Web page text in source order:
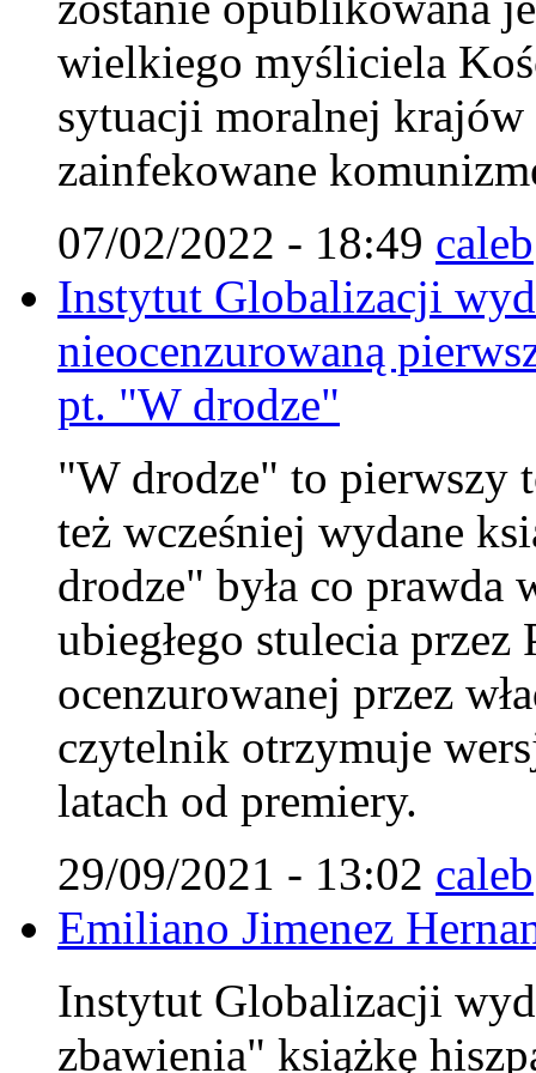
wielkiego myśliciela
sytuacji moralnej krajów
zainfekowane
07/02/2022 - 18:49 caleb
Instytut Globalizacji
nieocenzurowaną
pt. "W drodze"
"W drodze" to pierwszy
też wcześniej wydane
drodze" była co prawda
ubiegłego stulecia
ocenzurowanej przez
czytelnik otrzymuje
latach od premiery.
29/09/2021 - 13:02 caleb
Emiliano Jimenez
Instytut Globalizacji
zbawienia" książkę